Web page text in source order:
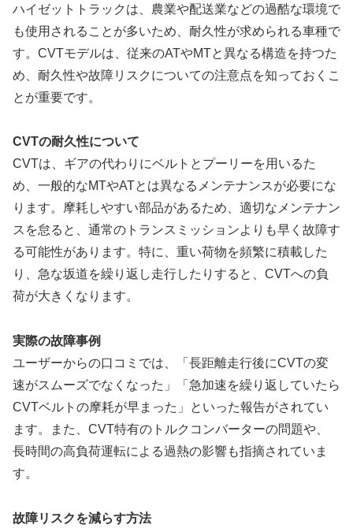
ハイゼットトラックは、農業や配送業などの過酷な環境で
も使用されることが多いため、耐久性が求められる車種で
す。CVTモデルは、従来のATやMTと異なる構造を持つた
め、耐久性や故障リスクについての注意点を知っておくこ
とが重要です。
CVTの耐久性について
CVTは、ギアの代わりにベルトとプーリーを用いるた
め、一般的なMTやATとは異なるメンテナンスが必要にな
ります。摩耗しやすい部品があるため、適切なメンテナン
スを怠ると、通常のトランスミッションよりも早く故障す
る可能性があります。特に、重い荷物を頻繁に積載した
り、急な坂道を繰り返し走行したりすると、CVTへの負
荷が大きくなります。
実際の故障事例
ユーザーからの口コミでは、「長距離走行後にCVTの変
速がスムーズでなくなった」「急加速を繰り返していたら
CVTベルトの摩耗が早まった」といった報告がされてい
ます。また、CVT特有のトルクコンバーターの問題や、
長時間の高負荷運転による過熱の影響も指摘されていま
す。
故障リスクを減らす方法